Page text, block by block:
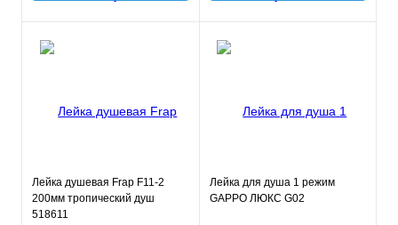
Лейка душевая Frap F11-2
200мм тропический душ
518611
Лейка для душа 1 режим
GAPPO ЛЮКС G02